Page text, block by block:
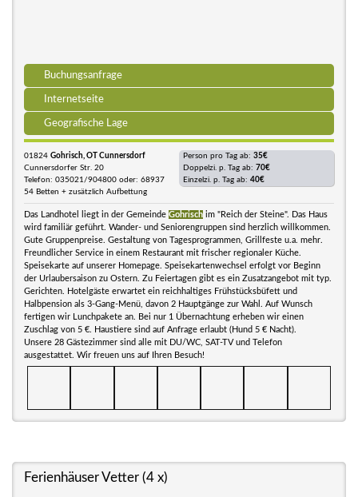
Buchungsanfrage
Internetseite
Geografische Lage
01824 Gohrisch, OT Cunnersdorf
Cunnersdorfer Str. 20
Telefon: 035021/904800 oder: 68937
54 Betten + zusätzlich Aufbettung
Person pro Tag ab: 35€
Doppelzi. p. Tag ab: 70€
Einzelzi. p. Tag ab: 40€
Das Landhotel liegt in der Gemeinde Gohrisch im "Reich der Steine". Das Haus
wird familiär geführt. Wander- und Seniorengruppen sind herzlich willkommen.
Gute Gruppenpreise. Gestaltung von Tagesprogrammen, Grillfeste u.a. mehr.
Freundlicher Service in einem Restaurant mit frischer regionaler Küche.
Speisekarte auf unserer Homepage. Speisekartenwechsel erfolgt vor Beginn
der Urlaubersaison zu Ostern. Zu Feiertagen gibt es ein Zusatzangebot mit typ.
Gerichten. Hotelgäste erwartet ein reichhaltiges Frühstücksbüfett und
Halbpension als 3-Gang-Menü, davon 2 Hauptgänge zur Wahl. Auf Wunsch
fertigen wir Lunchpakete an. Bei nur 1 Übernachtung erheben wir einen
Zuschlag von 5 €. Haustiere sind auf Anfrage erlaubt (Hund 5 € Nacht).
Unsere 28 Gästezimmer sind alle mit DU/WC, SAT-TV und Telefon
ausgestattet. Wir freuen uns auf Ihren Besuch!
Ferienhäuser Vetter (4 x)